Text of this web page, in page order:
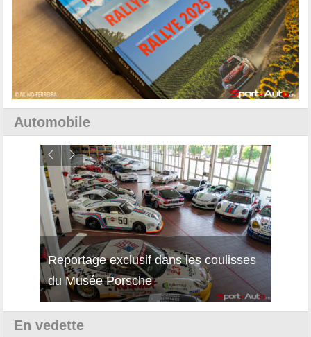
Automobile
Reportage exclusif dans les coulisses
du Musée Porsche
En vedette